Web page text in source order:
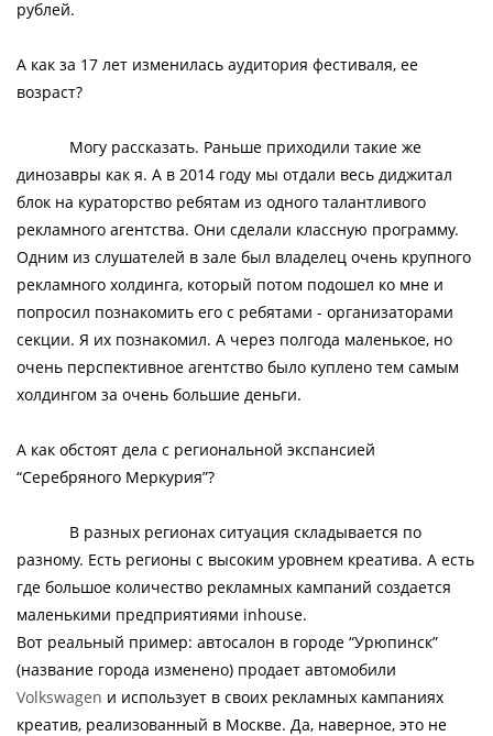
рублей.
А как за 17 лет изменилась аудитория фестиваля, ее
возраст?
Могу рассказать. Раньше приходили такие же
динозавры как я. А в 2014 году мы отдали весь диджитал
блок на кураторство ребятам из одного талантливого
рекламного агентства. Они сделали классную программу.
Одним из слушателей в зале был владелец очень крупного
рекламного холдинга, который потом подошел ко мне и
попросил познакомить его с ребятами - организаторами
секции. Я их познакомил. А через полгода маленькое, но
очень перспективное агентство было куплено тем самым
холдингом за очень большие деньги.
А как обстоят дела с региональной экспансией
“Серебряного Меркурия”?
В разных регионах ситуация складывается по
разному. Есть регионы с высоким уровнем креатива. А есть
где большое количество рекламных кампаний создается
маленькими предприятиями inhouse.
Вот реальный пример: автосалон в городе “Урюпинск”
(название города изменено) продает автомобили
Volkswagen и использует в своих рекламных кампаниях
креатив, реализованный в Москве. Да, наверное, это не